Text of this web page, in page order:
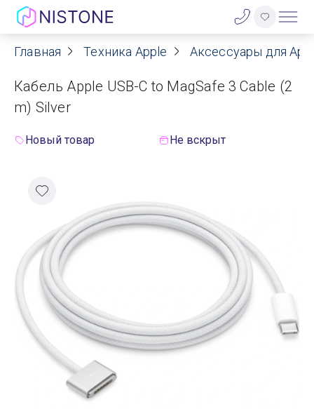
Акции
О нас
Реквизиты
Контакты
Гарантия
Оплата
Доставка
Самовывоз
Главная Техника Apple Аксессуары для
Кабель Apple USB-C to MagSafe 3 Cable (2
m) Silver
Новый товар Не вскрыт